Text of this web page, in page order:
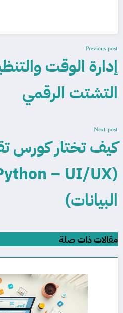
Previous post
إدارة الوقت
التشتت الرقمي
Next post
كيف تختار كورس
البيانات)
مقالات ذات صلة